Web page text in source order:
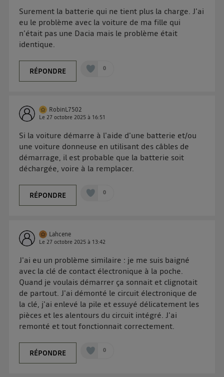
Surement la batterie qui ne tient plus la charge. J'ai
eu le problème avec la voiture de ma fille qui
n'était pas une Dacia mais le problème était
identique.
RÉPONDRE 0
RobinL7502
Le27 octobre 2025 à 16:51
Si la voiture démarre à l'aide d'une batterie et/ou
une voiture donneuse en utilisant des câbles de
démarrage, il est probable que la batterie soit
déchargée, voire à la remplacer.
RÉPONDRE 0
Lahcene
Le27 octobre 2025 à 13:42
J'ai eu un problème similaire : je me suis baigné
avec la clé de contact électronique à la poche.
Quand je voulais démarrer ça sonnait et clignotait
de partout. J'ai démonté le circuit électronique de
la clé, j'ai enlevé la pile et essuyé délicatement les
pièces et les alentours du circuit intégré. J'ai
remonté et tout fonctionnait correctement.
RÉPONDRE 0